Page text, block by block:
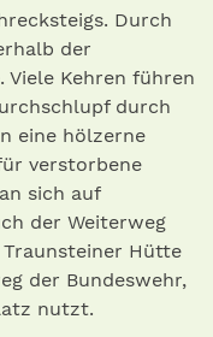
Durch
der
Kehren führen
durch
eine hölzerne
verstorbene
sich auf
der Weiterweg
Hütte
der Bundeswehr,
nutzt.